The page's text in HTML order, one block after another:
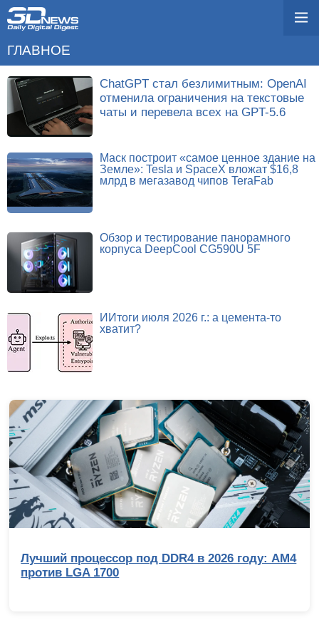
ГЛАВНОЕ
ChatGPT стал безлимитным: OpenAI
отменила ограничения на текстовые
чаты и перевела всех на GPT-5.6
Маск построит «самое ценное здание на
Земле»: Tesla и SpaceX вложат $16,8
млрд в мегазавод чипов TeraFab
Обзор и тестирование панорамного
корпуса DeepCool CG590U 5F
ИИтоги июля 2026 г.: а цемента-то
хватит?
в 2026 году: AM4
Обзор беззеркальной